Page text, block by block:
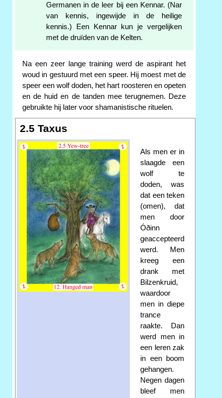
Germanen in de leer bij een Kennar. (Nar
van kennis, ingewijde in de heilige
kennis.) Een Kennar kun je vergelijken
met de druïden van de Kelten.
Na een zeer lange training werd de aspirant het
woud in gestuurd met een speer. Hij moest met de
speer een wolf doden, het hart roosteren en opeten
en de huid en de tanden mee terugnemen. Deze
gebruikte hij later voor shamanistische rituelen.
2.5 Taxus
Als men er in
slaagde een
wolf te
doden, was
dat een teken
(omen), dat
men door
Óðinn
geaccepteerd
werd. Men
kreeg een
drank met
Bilzenkruid,
waardoor
men in diepe
trance
raakte. Dan
werd men in
een leren zak
in een boom
gehangen.
Negen dagen
bleef men